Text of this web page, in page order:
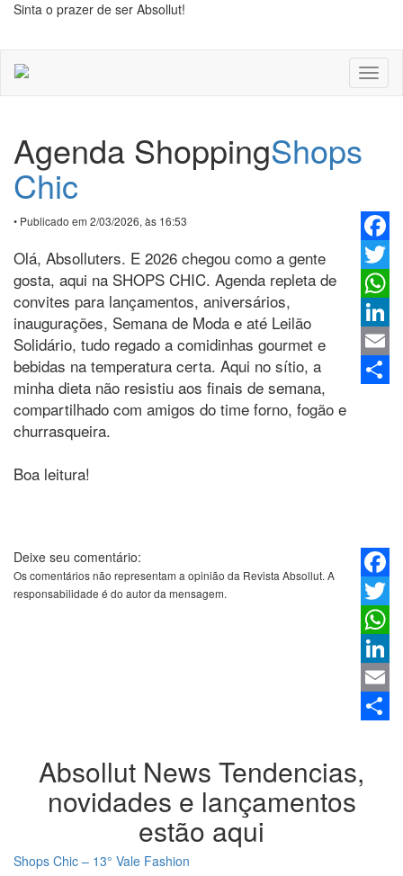
Sinta o prazer de ser Absollut!
Agenda ShoppingShops
Chic
• Publicado em 2/03/2026, às 16:53
Twitter
Email
Olá, Absolluters. E 2026 chegou como a gente
gosta, aqui na SHOPS CHIC. Agenda repleta de
convites para lançamentos, aniversários,
inaugurações, Semana de Moda e até Leilão
Solidário, tudo regado a comidinhas gourmet e
bebidas na temperatura certa. Aqui no sítio, a
minha dieta não resistiu aos finais de semana,
compartilhado com amigos do time forno, fogão e
churrasqueira.
Boa leitura!
Twitter
Email
Deixe seu comentário:
Os comentários não representam a opinião da Revista Absollut. A
responsabilidade é do autor da mensagem.
Absollut News Tendencias,
novidades e lançamentos
estão aqui
Shops Chic – 13° Vale Fashion